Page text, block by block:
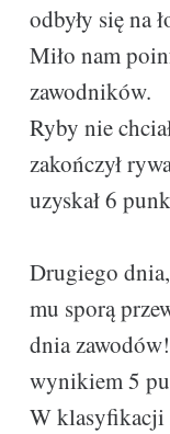
odbyły się na
Miło nam
zawodników.
Ryby nie
zakończył
uzyskał 6
Drugiego
mu sporą
dnia
wynikiem 5
W klasyfikacji